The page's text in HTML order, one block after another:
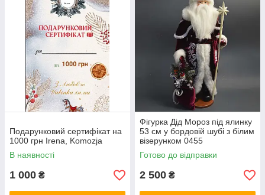
Подарунковий сертифікат на
1000 грн Irena, Komozja
В наявності
1 000 ₴
Фігурка Дід Мороз під ялинку
53 см у бордовій шубі з білим
візерунком 0455
Готово до відправки
2 500 ₴